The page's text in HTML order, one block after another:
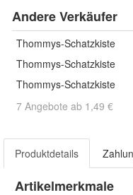
Andere Verkäufer
Thommys-Schatzkiste
Thommys-Schatzkiste
Thommys-Schatzkiste
7 Angebote ab 1,49 €
Produktdetails
Artikelmerkmale